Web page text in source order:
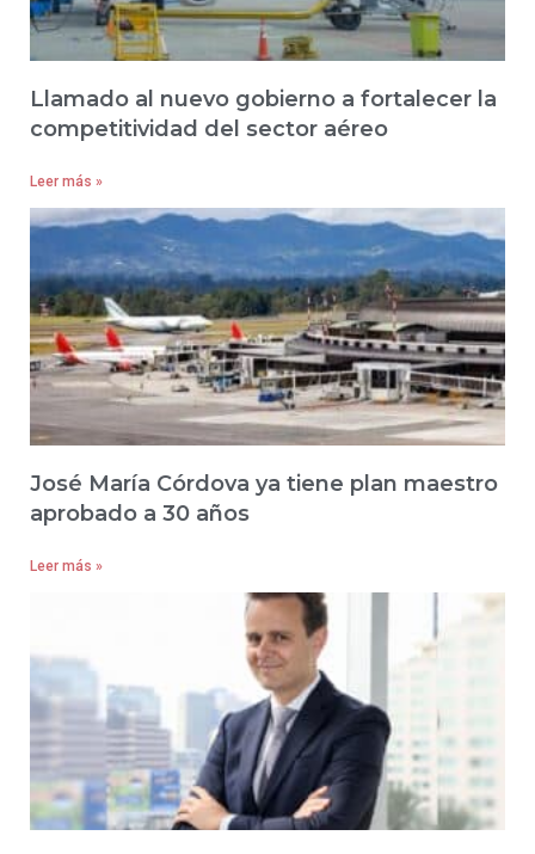
Llamado al nuevo gobierno a fortalecer la
competitividad del sector aéreo
Leer más »
José María Córdova ya tiene plan maestro
aprobado a 30 años
Leer más »